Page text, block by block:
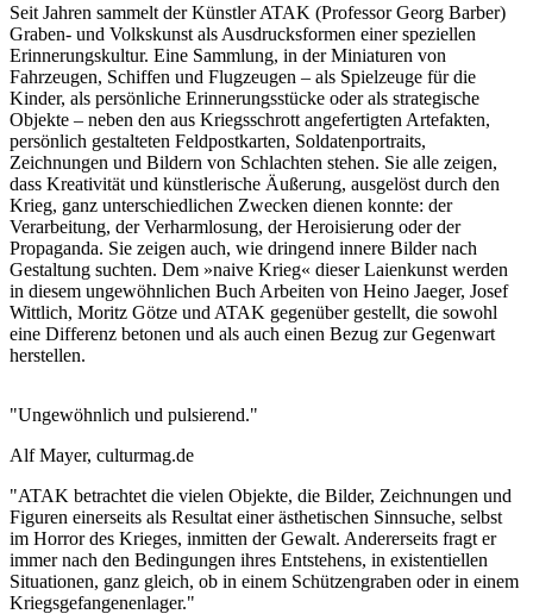
Seit Jahren sammelt der Künstler ATAK (Professor Georg Barber)
Graben- und Volkskunst als Ausdrucksformen einer speziellen
Erinnerungskultur. Eine Sammlung, in der Miniaturen von
Fahrzeugen, Schiffen und Flugzeugen – als Spielzeuge für die
Kinder, als persönliche Erinnerungsstücke oder als strategische
Objekte – neben den aus Kriegsschrott angefertigten Artefakten,
persönlich gestalteten Feldpostkarten, Soldatenportraits,
Zeichnungen und Bildern von Schlachten stehen. Sie alle zeigen,
dass Kreativität und künstlerische Äußerung, ausgelöst durch den
Krieg, ganz unterschiedlichen Zwecken dienen konnte: der
Verarbeitung, der Verharmlosung, der Heroisierung oder der
Propaganda. Sie zeigen auch, wie dringend innere Bilder nach
Gestaltung suchten. Dem »naive Krieg« dieser Laienkunst werden
in diesem ungewöhnlichen Buch Arbeiten von Heino Jaeger, Josef
Wittlich, Moritz Götze und ATAK gegenüber gestellt, die sowohl
eine Differenz betonen und als auch einen Bezug zur Gegenwart
herstellen.
"Ungewöhnlich und pulsierend."
Alf Mayer, culturmag.de
"ATAK betrachtet die vielen Objekte, die Bilder, Zeichnungen und
Figuren einerseits als Resultat einer ästhetischen Sinnsuche, selbst
im Horror des Krieges, inmitten der Gewalt. Andererseits fragt er
immer nach den Bedingungen ihres Entstehens, in existentiellen
Situationen, ganz gleich, ob in einem Schützengraben oder in einem
Kriegsgefangenenlager."